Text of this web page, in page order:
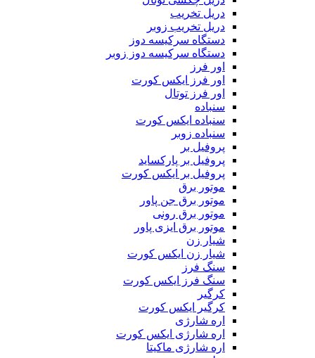
دریل تخریب
دریل تخریب زوبر
دستگاه سرکیسه دوز
دستگاه سرکیسه دوز زوبر
اور فرز
اور فرز ایکس کورت
اور فرز توتال
سنباده
سنباده ایکس کورت
سنباده زوبر
پروفیل بر
پروفیل بر پارکساید
پروفیل بر ایکس کورت
موتور برق
موتور برق جن پاور
موتور برق رونی
موتور برق ایزی پاور
شیار زن
شیار زن ایکس کورت
سنگ فرز
سنگ فرز ایکس کورت
کرگیر
کرگیر ایکس کورت
اره شارژی
اره شارژی ایکس کورت
اره شارژی ماکیتا